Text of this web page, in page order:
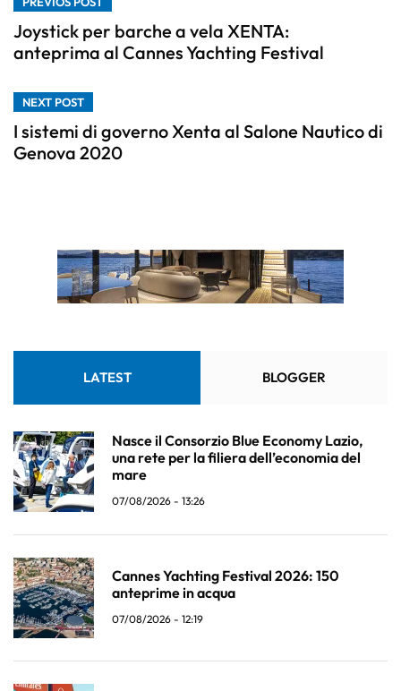
Joystick per barche a vela XENTA:
anteprima al Cannes Yachting Festival
NEXT POST
I sistemi di governo Xenta al Salone Nautico di
Genova 2020
LATEST BLOGGER
Nasce il Consorzio Blue Economy Lazio,
una rete per la filiera dell’economia del
mare
07/08/2026 - 13:26
Cannes Yachting Festival 2026: 150
anteprime in acqua
07/08/2026 - 12:19